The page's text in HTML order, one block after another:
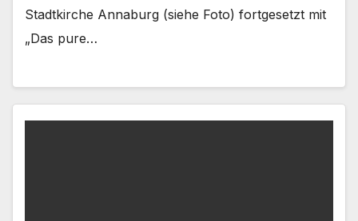
Stadtkirche Annaburg (siehe Foto) fortgesetzt mit
„Das pure…